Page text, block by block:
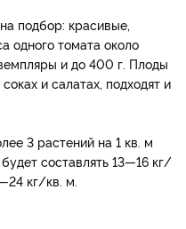
подбор: красивые,
одного томата около
и до 400 г. Плоды
и салатах, подходят и
3 растений на 1 кв. м
составлять 13—16 кг/
кг/кв. м.